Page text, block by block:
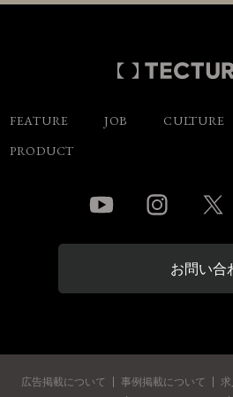
FEATURE JOB CULTURE
PRODUCT
YouTube Instagram
お問い合
広告掲載について 事例掲載について 求